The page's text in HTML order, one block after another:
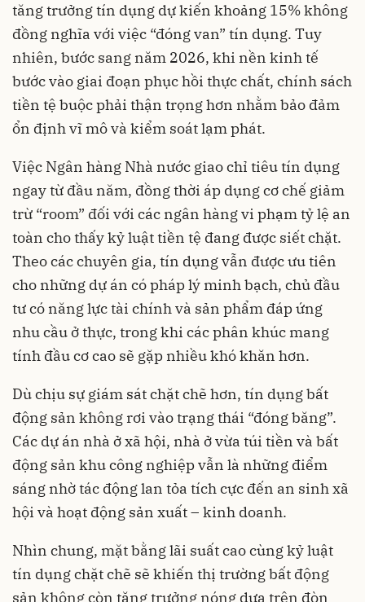
tăng trưởng tín dụng dự kiến khoảng 15% không
đồng nghĩa với việc “đóng van” tín dụng. Tuy
nhiên, bước sang năm 2026, khi nền kinh tế
bước vào giai đoạn phục hồi thực chất, chính sách
tiền tệ buộc phải thận trọng hơn nhằm bảo đảm
ổn định vĩ mô và kiểm soát lạm phát.
Việc Ngân hàng Nhà nước giao chỉ tiêu tín dụng
ngay từ đầu năm, đồng thời áp dụng cơ chế giảm
trừ “room” đối với các ngân hàng vi phạm tỷ lệ an
toàn cho thấy kỷ luật tiền tệ đang được siết chặt.
Theo các chuyên gia, tín dụng vẫn được ưu tiên
cho những dự án có pháp lý minh bạch, chủ đầu
tư có năng lực tài chính và sản phẩm đáp ứng
nhu cầu ở thực, trong khi các phân khúc mang
tính đầu cơ cao sẽ gặp nhiều khó khăn hơn.
Dù chịu sự giám sát chặt chẽ hơn, tín dụng bất
động sản không rơi vào trạng thái “đóng băng”.
Các dự án nhà ở xã hội, nhà ở vừa túi tiền và bất
động sản khu công nghiệp vẫn là những điểm
sáng nhờ tác động lan tỏa tích cực đến an sinh xã
hội và hoạt động sản xuất – kinh doanh.
Nhìn chung, mặt bằng lãi suất cao cùng kỷ luật
tín dụng chặt chẽ sẽ khiến thị trường bất động
sản không còn tăng trưởng nóng dựa trên đòn